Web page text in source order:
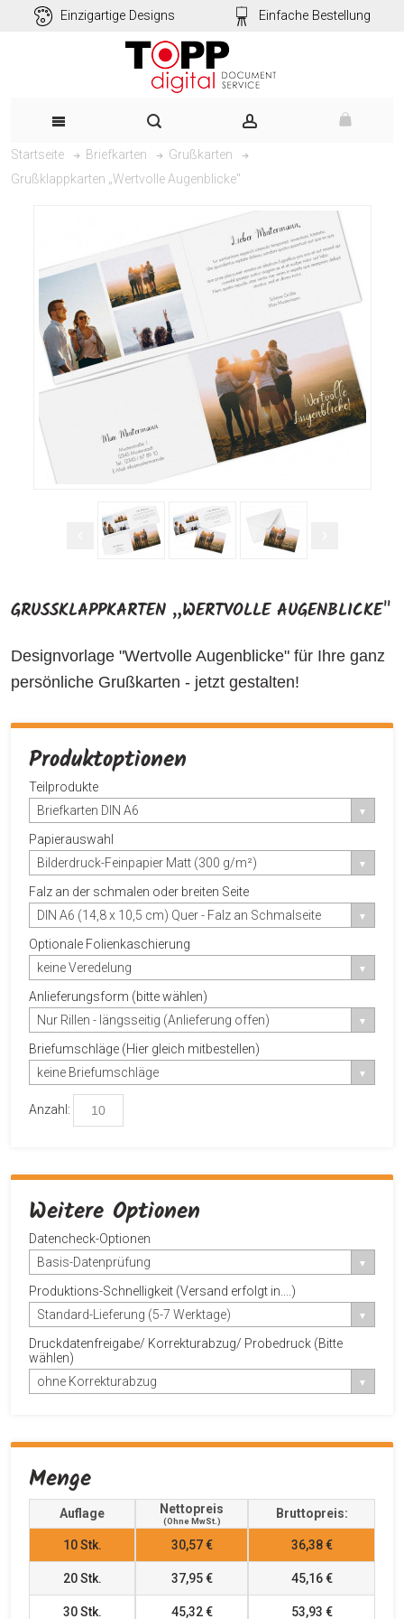
Einzigartige Designs Einfache Bestellung
Startseite Briefkarten
Grußkarten
Grußklappkarten „Wertvolle Augenblicke"
GRUSSKLAPPKARTEN „WERTVOLLE AUGENBLICKE"
Designvorlage "Wertvolle Augenblicke" für Ihre ganz
persönliche Grußkarten - jetzt gestalten!
Produktoptionen
Teilprodukte
Briefkarten DIN A6
Papierauswahl
Bilderdruck-Feinpapier Matt (300 g/m²)
Falz an der schmalen oder breiten Seite
DIN A6 (14,8 x 10,5 cm) Quer - Falz an Schmalseite
Optionale Folienkaschierung
keine Veredelung
Anlieferungsform (bitte wählen)
Nur Rillen - längsseitig (Anlieferung offen)
Briefumschläge (Hier gleich mitbestellen)
keine Briefumschläge
Anzahl:
Weitere Optionen
Datencheck-Optionen
Basis-Datenprüfung
Produktions-Schnelligkeit (Versand erfolgt in....)
Standard-Lieferung (5-7 Werktage)
Druckdatenfreigabe/ Korrekturabzug/ Probedruck (Bitte
wählen)
ohne Korrekturabzug
Menge
Auflage Nettopreis
(ohne MwSt.)
Bruttopreis:
10Stk. 30,57 € 36,38 €
20Stk. 37,95 € 45,16 €
30Stk. 45,32 € 53,93 €